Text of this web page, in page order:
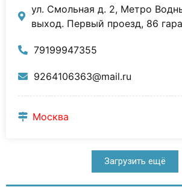
ул. Смольная д. 2, Метро
выход. Первый проезд, 86
79199947355
9264106363@mail.ru
Москва
Загрузить ещё